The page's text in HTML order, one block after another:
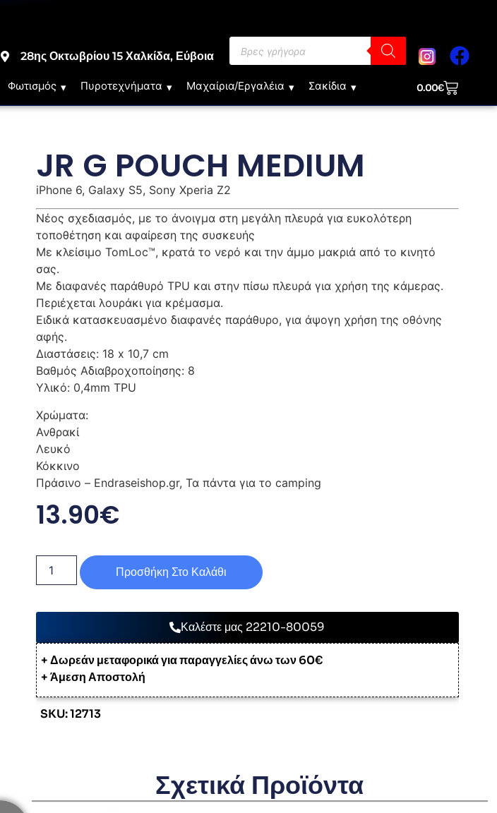
28ης Οκτωβρίου 15 Χαλκίδα, Εύβοια
Φωτισμός Πυροτεχνήματα Μαχαίρια/Εργαλέια Σακίδια 0.00€
JR G POUCH MEDIUM
iPhone 6, Galaxy S5, Sony Xperia Z2
Νέος σχεδιασμός, με το άνοιγμα στη μεγάλη πλευρά για ευκολότερη
τοποθέτηση και αφαίρεση της συσκευής
Με κλείσιμο TomLoc™, κρατά το νερό και την άμμο μακριά από το κινητό
σας.
Με διαφανές παράθυρό TPU και στην πίσω πλευρά για χρήση της κάμερας.
Περιέχεται λουράκι για κρέμασμα.
Ειδικά κατασκευασμένο διαφανές παράθυρο, για άψογη χρήση της οθόνης
αφής.
Διαστάσεις: 18 x 10,7 cm
Βαθμός Αδιαβροχοποίησης: 8
Υλικό: 0,4mm TPU
Χρώματα:
Ανθρακί
Λευκό
Κόκκινο
Πράσινο – Endraseishop.gr, Τα πάντα για το camping
13.90€
Προσθήκη Στο Καλάθι
Καλέστε μας 22210-80059
+ Δωρεάν μεταφορικά για παραγγελίες άνω των 60€
+ Άμεση Αποστολή
SKU: 12713
Σχετικά Προϊόντα